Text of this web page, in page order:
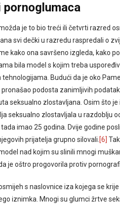
je to bio treći ili četvrti razred
svi dečki u razredu raspredali o
kako ona savršeno izgleda, kako
bila model s kojim treba
Budući da je oko
podosta zanimljivih
seksualno zlostavljana. Osim što
seksualno zlostavljala u razdoblju
imao 25 godina. Dvije godine
prijatelja grupno silovali. [6]
nad kojim su slinili mnogi
je oštro progovorila protiv
s naslovnice iza kojega se
iznimka. Mnogi su glumci žrtve